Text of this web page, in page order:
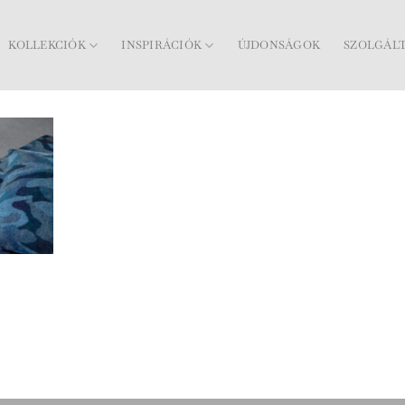
KOLLEKCIÓK INSPIRÁCIÓK ÚJDONSÁGOK